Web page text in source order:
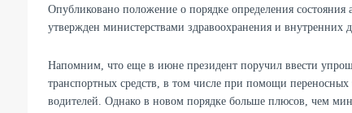
Опубликовано положение о порядке определения состояния
утвержден министерствами здравоохранения и
Напомним, что еще в июне президент поручил ввести
транспортных средств, в том числе при помощи
водителей. Однако в новом порядке больше плюсов, чем